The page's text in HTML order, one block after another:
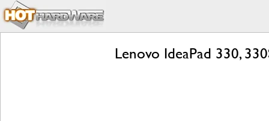
Lenovo IdeaPad 330,